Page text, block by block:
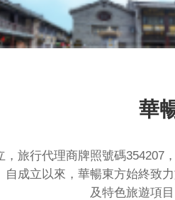
華
，旅行代理商牌照號碼354207
自成立以來，華暢東方始終致
及特色旅遊項